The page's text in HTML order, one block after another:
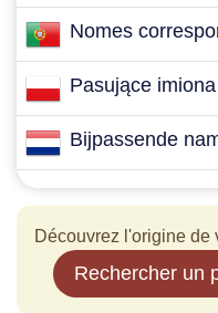
Nomes
Pasujące
Bijpassende
Découvrez l'origine de
Rechercher un